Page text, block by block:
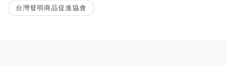
台灣發明商品促進協會